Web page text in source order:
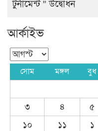
টুর্নামেন্ট ” উদ্বোধন
আর্কাইভ
সোম মঙ্গল বুধ
৩
৪ ৫
১০
১১ ১